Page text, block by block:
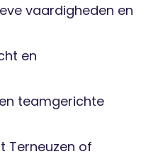
vaardigheden en
en
teamgerichte
Terneuzen of